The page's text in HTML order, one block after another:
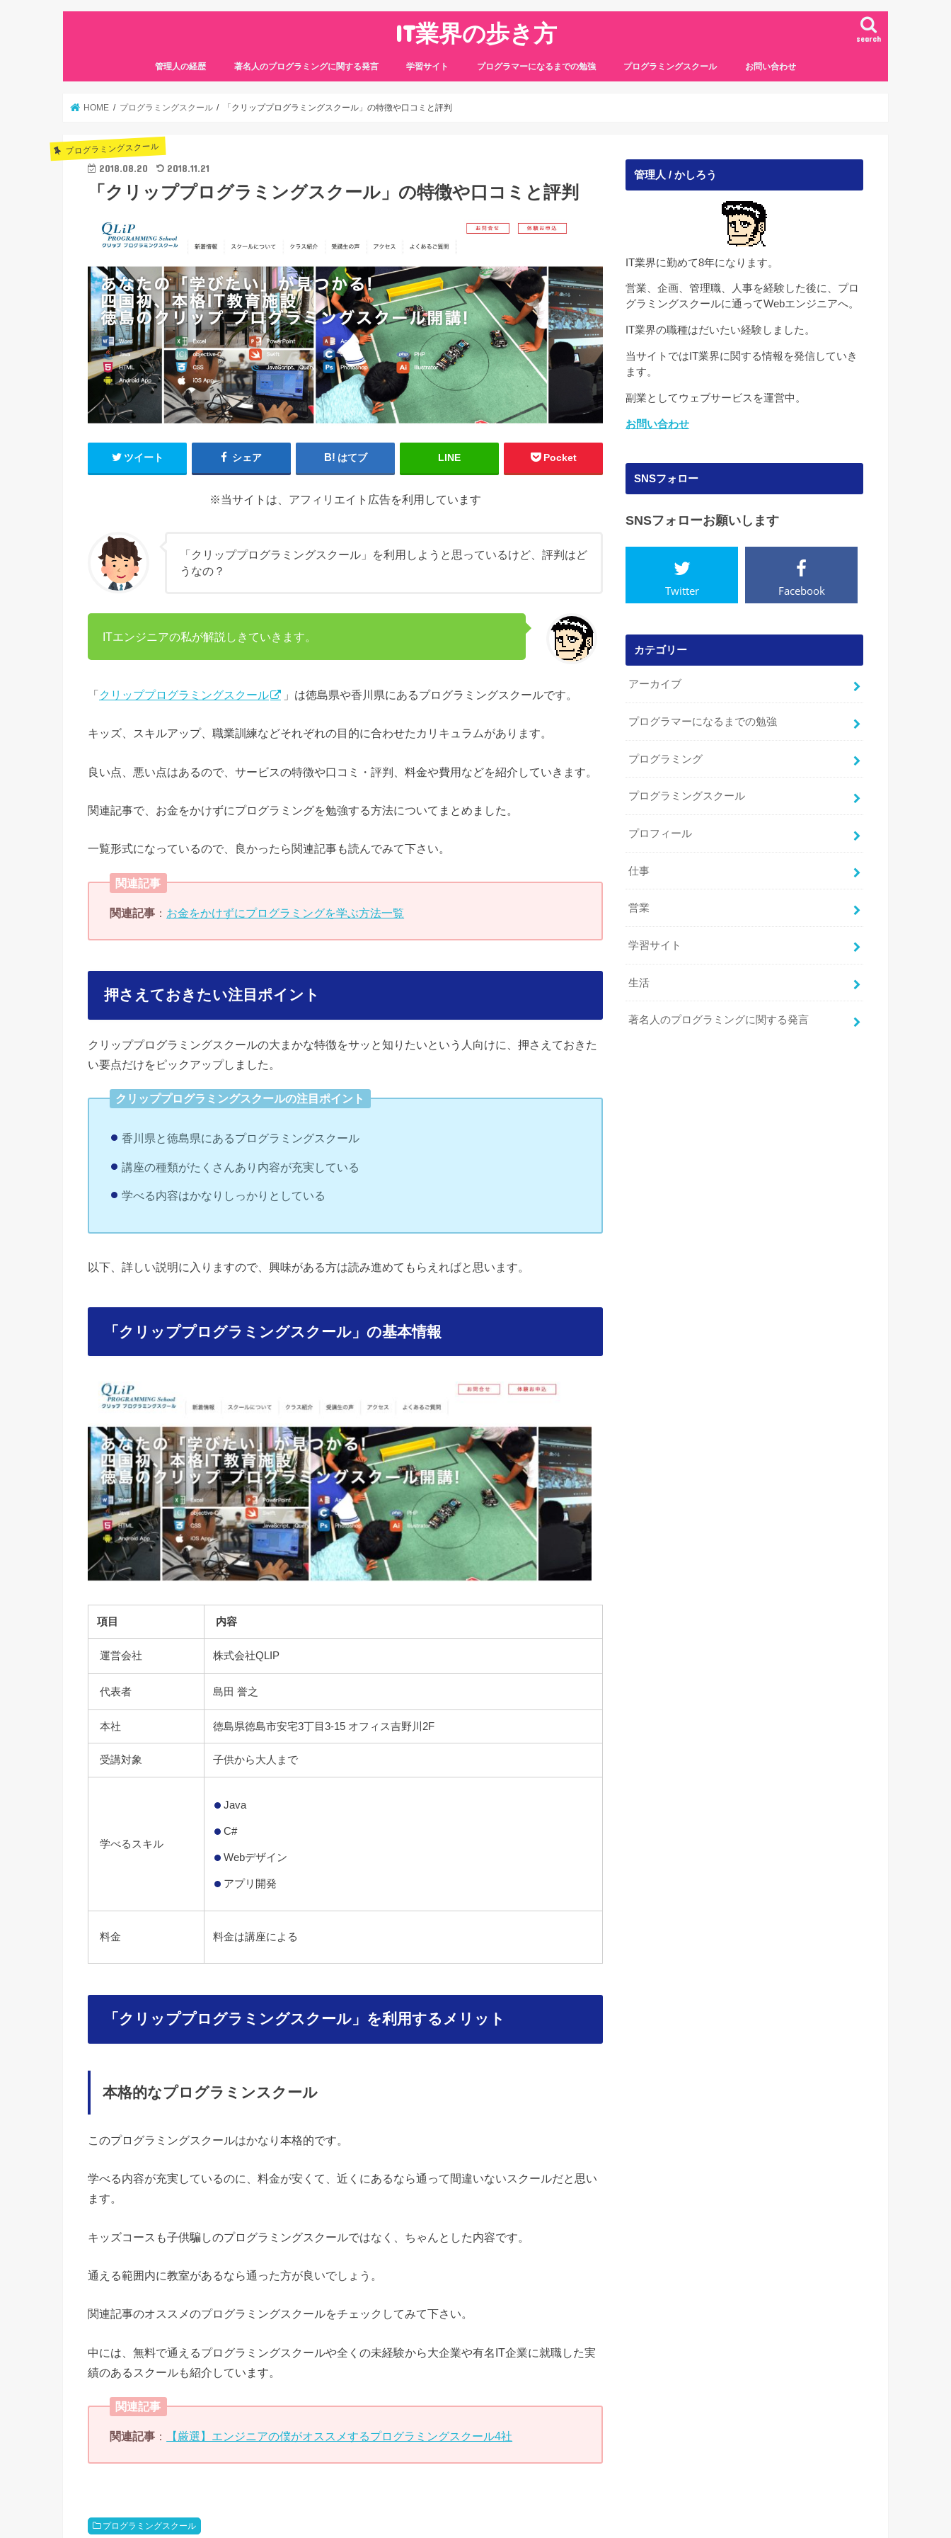
IT業界の歩き方 search
管理人の経歴 著名人のプログラミングに関する発言 学習サイト プログラマーになるまでの勉強 プログラミングスクール お問い合わせ
HOME プログラミングスクール 「クリッププログラミングスクール」の特徴や口コミと評判
プログラミングスクール
2018.08.20 2018.11.21
「クリッププログラミングスクール」の特徴や口コミと評判
ツイート シェア はてブ LINE Pocket
※当サイトは、アフィリエイト広告を利用しています
「クリッププログラミングスクール」を利用しようと思っているけど、評判はど
うなの？
ITエンジニアの私が解説しきていきます。
「クリッププログラミングスクール 」は徳島県や香川県にあるプログラミングスクールです。
キッズ、スキルアップ、職業訓練などそれぞれの目的に合わせたカリキュラムがあります。
良い点、悪い点はあるので、サービスの特徴や口コミ・評判、料金や費用などを紹介していきます。
関連記事で、お金をかけずにプログラミングを勉強する方法についてまとめました。
一覧形式になっているので、良かったら関連記事も読んでみて下さい。
関連記事
関連記事 ： お金をかけずにプログラミングを学ぶ方法一覧
押さえておきたい注目ポイント
クリッププログラミングスクールの大まかな特徴をサッと知りたいという人向けに、押さえておきた
い要点だけをピックアップしました。
クリッププログラミングスクールの注目ポイント
香川県と徳島県にあるプログラミングスクール
講座の種類がたくさんあり内容が充実している
学べる内容はかなりしっかりとしている
以下、詳しい説明に入りますので、興味がある方は読み進めてもらえればと思います。
「クリッププログラミングスクール」の基本情報
項目 内容
運営会社 株式会社QLIP
代表者 島田 誉之
本社 徳島県徳島市安宅3丁目3-15 オフィス吉野川2F
受講対象 子供から大人まで
学べるスキル
Java
C#
Webデザイン
アプリ開発
料金 料金は講座による
「クリッププログラミングスクール」を利用するメリット
本格的なプログラミンスクール
このプログラミングスクールはかなり本格的です。
学べる内容が充実しているのに、料金が安くて、近くにあるなら通って間違いないスクールだと思い
ます。
キッズコースも子供騙しのプログラミングスクールではなく、ちゃんとした内容です。
通える範囲内に教室があるなら通った方が良いでしょう。
関連記事のオススメのプログラミングスクールをチェックしてみて下さい。
中には、無料で通えるプログラミングスクールや全くの未経験から大企業や有名IT企業に就職した実
績のあるスクールも紹介しています。
関連記事
関連記事 ： 【厳選】エンジニアの僕がオススメするプログラミングスクール4社
プログラミングスクール
管理人 / かしろう
IT業界に勤めて8年になります。
営業、企画、管理職、人事を経験した後に、プロ
グラミングスクールに通ってWebエンジニアへ。
IT業界の職種はだいたい経験しました。
当サイトではIT業界に関する情報を発信していき
ます。
副業としてウェブサービスを運営中。
お問い合わせ
SNSフォロー
SNSフォローお願いします
Twitter Facebook
カテゴリー
アーカイブ
プログラマーになるまでの勉強
プログラミング
プログラミングスクール
プロフィール
仕事
営業
学習サイト
生活
著名人のプログラミングに関する発言